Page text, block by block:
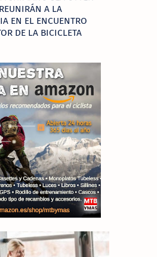
A LA
EN EL ENCUENTRO
DE LA BICICLETA